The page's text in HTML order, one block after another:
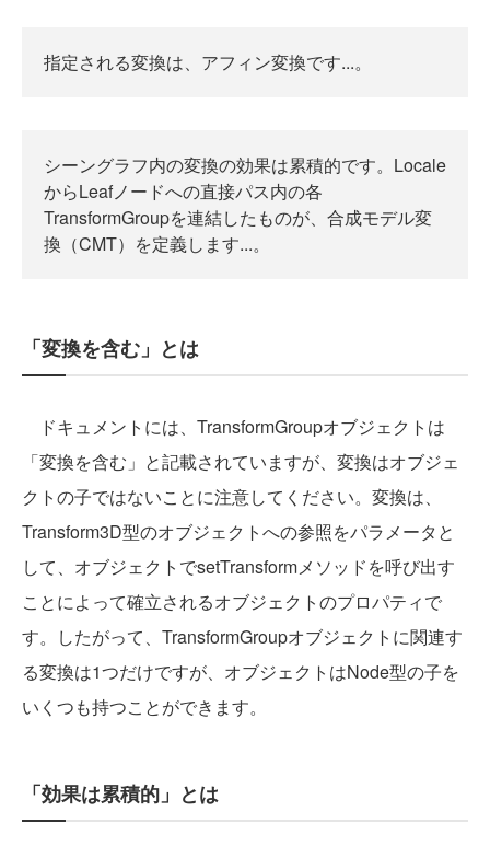
指定される変換は、アフィン変換です...。
シーングラフ内の変換の効果は累積的です。Locale
からLeafノードへの直接パス内の各
TransformGroupを連結したものが、合成モデル変
換（CMT）を定義します...。
「変換を含む」とは
ドキュメントには、TransformGroupオブジェクトは
「変換を含む」と記載されていますが、変換はオブジェ
クトの子ではないことに注意してください。変換は、
Transform3D型のオブジェクトへの参照をパラメータと
して、オブジェクトでsetTransformメソッドを呼び出す
ことによって確立されるオブジェクトのプロパティで
す。したがって、TransformGroupオブジェクトに関連す
る変換は1つだけですが、オブジェクトはNode型の子を
いくつも持つことができます。
「効果は累積的」とは